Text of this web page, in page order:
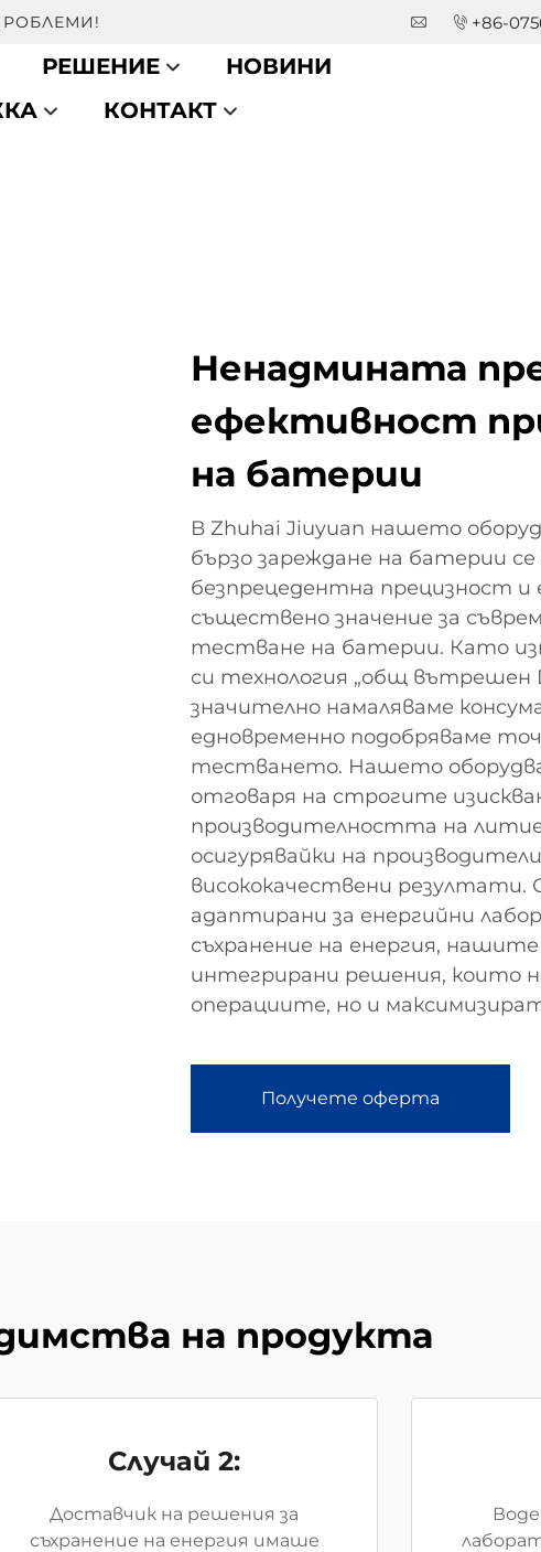
+86-
РЕШЕНИЕ
НОВИНИ
КОНТАКТ
Ненадмината
ефективност
на батерии
В Zhuhai Jiuyuan нашето
бързо зареждане на батерии
безпрецедентна прецизност
съществено значение за
тестване на батерии. Като
си технология „общ вътрешен
значително намаляваме
едновременно подобряваме
тестването. Нашето
отговаря на строгите
производителността на
осигурявайки на
висококачествени резултати.
адаптирани за енергийни
съхранение на енергия,
интегрирани решения, които
операциите, но и
Получете оферта
на продукта
Случай 2:
Доставчик на решения за
съхранение на енергия имаше